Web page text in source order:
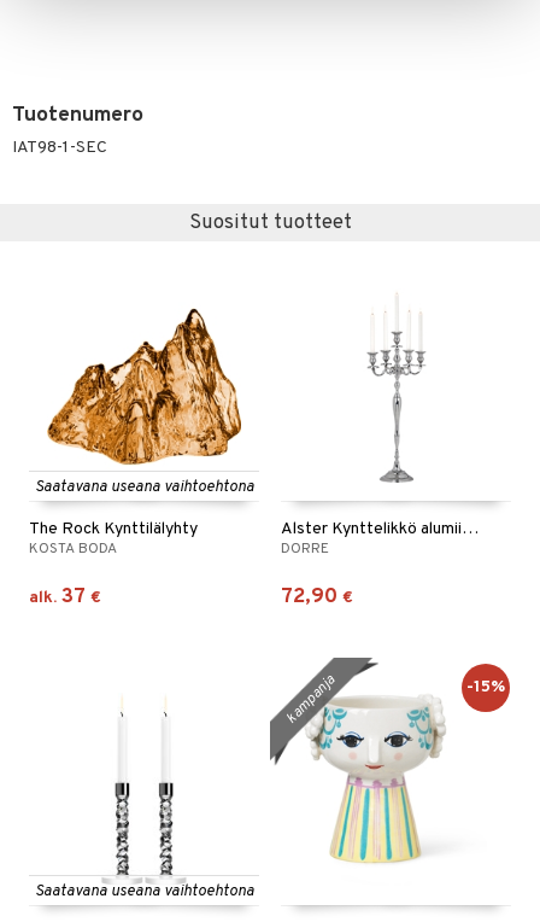
Tuotenumero
IAT98-1-SEC
Suositut tuotteet
Saatavana useana vaihtoehtona
The Rock Kynttilälyhty
KOSTA BODA
alk. 37 €
Alster Kynttelikkö alumiinia 5-haarainen.
DORRE
72,90 €
Saatavana useana vaihtoehtona
kampanja -15%